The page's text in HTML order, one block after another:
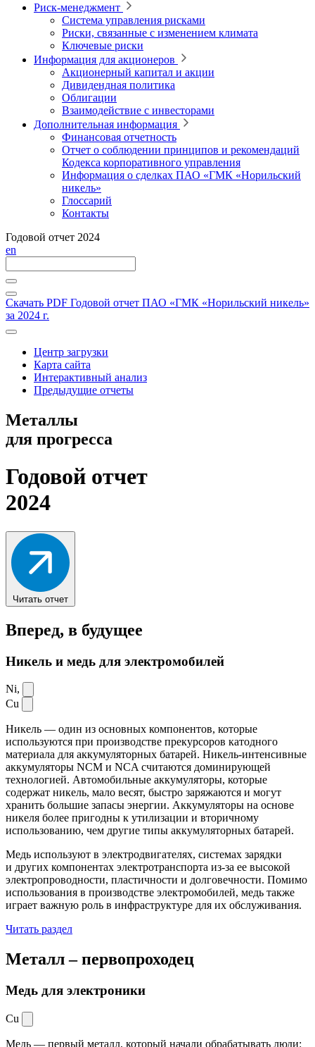
Риск-менеджмент
Система управления рисками
Риски, связанные с изменением климата
Ключевые риски
Информация для акционеров
Акционерный капитал и акции
Дивидендная политика
Облигации
Взаимодействие с инвесторами
Дополнительная информация
Финансовая отчетность
Отчет о соблюдении принципов и рекомендаций
Кодекса корпоративного управления
Информация о сделках ПАО «ГМК «Норильский
никель»
Глоссарий
Контакты
Годовой отчет 2024
en
Скачать PDF Годовой отчет ПАО «ГМК «Норильский никель»
за 2024 г.
Центр загрузки
Карта сайта
Интерактивный анализ
Предыдущие отчеты
Металлы
для прогресса
Годовой отчет
2024
Читать отчет
Вперед, в будущее
Никель и медь для электромобилей
Ni,
Cu
Никель — один из основных компонентов, которые
используются при производстве прекурсоров катодного
материала для аккумуляторных батарей. Никель-интенсивные
аккумуляторы NCM и NCA считаются доминирующей
технологией. Автомобильные аккумуляторы, которые
содержат никель, мало весят, быстро заряжаются и могут
хранить большие запасы энергии. Аккумуляторы на основе
никеля более пригодны к утилизации и вторичному
использованию, чем другие типы аккумуляторных батарей.
Медь используют в электродвигателях, системах зарядки
и других компонентах электротранспорта из-за ее высокой
электропроводности, пластичности и долговечности. Помимо
использования в производстве электромобилей, медь также
играет важную роль в инфраструктуре для их обслуживания.
Читать раздел
Металл –первопроходец
Медь для электроники
Cu
Медь — первый металл, который начали обрабатывать люди: